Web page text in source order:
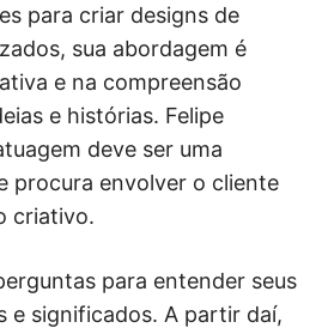
para criar designs de
sua abordagem é
e na compreensão
e histórias. Felipe
deve ser uma
procura envolver o cliente
criativo.
para entender seus
e significados. A partir daí,